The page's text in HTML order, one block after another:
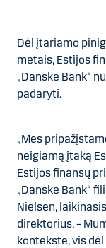
Dėl įtariamo
metais, Estijos
„Danske Bank“
padaryti.
„Mes
neigiamą įtaką
Estijos finansų
„Danske Bank“
Nielsen,
direktorius. –
kontekste, vis